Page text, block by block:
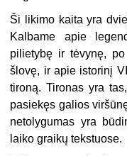
Ši likimo kaita yra
Kalbame apie
pilietybę ir tėvynę,
šlovę, ir apie istorinį
tironą. Tironas yra
pasiekęs galios
netolygumas yra
laiko graikų tekstuose.